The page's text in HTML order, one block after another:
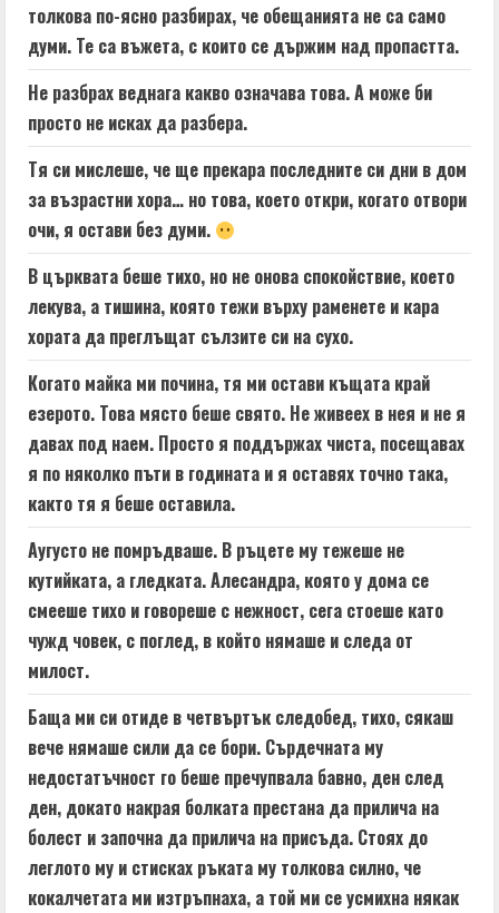
толкова по-ясно разбирах, че обещанията не са само
думи. Те са въжета, с които се държим над пропастта.
Не разбрах веднага какво означава това. А може би
просто не исках да разбера.
Тя си мислеше, че ще прекара последните си дни в дом
за възрастни хора… но това, което откри, когато отвори
очи, я остави без думи.
В църквата беше тихо, но не онова спокойствие, което
лекува, а тишина, която тежи върху раменете и кара
хората да преглъщат сълзите си на сухо.
Когато майка ми почина, тя ми остави къщата край
езерото. Това място беше свято. Не живеех в нея и не я
давах под наем. Просто я поддържах чиста, посещавах
я по няколко пъти в годината и я оставях точно така,
както тя я беше оставила.
Аугусто не помръдваше. В ръцете му тежеше не
кутийката, а гледката. Алесандра, която у дома се
смееше тихо и говореше с нежност, сега стоеше като
чужд човек, с поглед, в който нямаше и следа от
милост.
Баща ми си отиде в четвъртък следобед, тихо, сякаш
вече нямаше сили да се бори. Сърдечната му
недостатъчност го беше пречупвала бавно, ден след
ден, докато накрая болката престана да прилича на
болест и започна да прилича на присъда. Стоях до
леглото му и стисках ръката му толкова силно, че
кокалчетата ми изтръпнаха, а той ми се усмихна някак